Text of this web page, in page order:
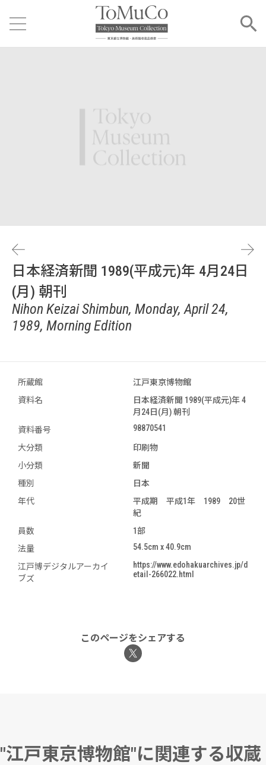
日本経済新聞 1989(平成元)年 4月24日
(月) 朝刊
Nihon Keizai Shimbun, Monday, April 24,
1989, Morning Edition
所蔵館
江戸東京博物館
資料名
日本経済新聞 1989(平成元)年 4
月24日(月) 朝刊
資料番号
98870541
大分類
印刷物
小分類
新聞
種別
日本
年代
平成期 平成1年 1989 20世
紀
員数
1部
法量
54.5cm x 40.9cm
江戸博デジタルアーカイ
ブズ
https://www.edohakuarchives.jp/d
etail-266022.html
このページをシェアする
"江戸東京博物館"に関連する収蔵